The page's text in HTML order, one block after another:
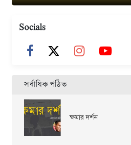
Socials
সর্বাধিক পঠিত
ক্ষমার দর্শন